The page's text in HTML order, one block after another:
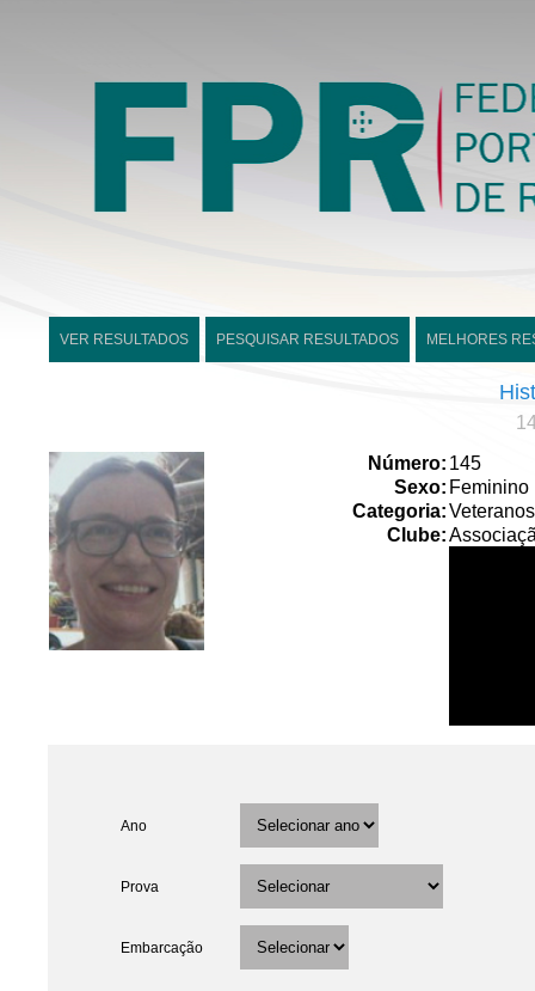
VER RESULTADOS PESQUISAR RESULTADOS MELHORES
Número: 145
Sexo: Feminino
Categoria:Veteranos
Clube:
Ano
Prova
Embarcação